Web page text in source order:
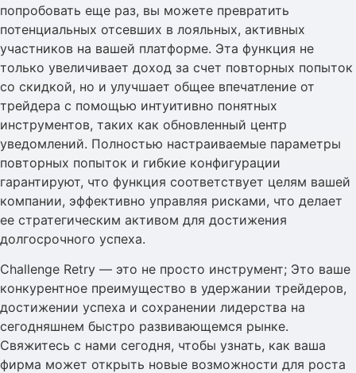
попробовать еще раз, вы можете превратить
потенциальных отсевших в лояльных, активных
участников на вашей платформе. Эта функция не
только увеличивает доход за счет повторных попыток
со скидкой, но и улучшает общее впечатление от
трейдера с помощью интуитивно понятных
инструментов, таких как обновленный центр
уведомлений. Полностью настраиваемые параметры
повторных попыток и гибкие конфигурации
гарантируют, что функция соответствует целям вашей
компании, эффективно управляя рисками, что делает
ее стратегическим активом для достижения
долгосрочного успеха.
Challenge Retry — это не просто инструмент; Это ваше
конкурентное преимущество в удержании трейдеров,
достижении успеха и сохранении лидерства на
сегодняшнем быстро развивающемся рынке.
Свяжитесь с нами сегодня, чтобы узнать, как ваша
фирма может открыть новые возможности для роста